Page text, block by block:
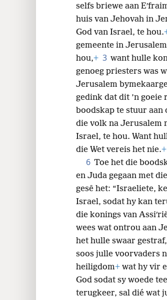
selfs briewe aan
huis van Jehovah in
God van Israel, te hou.
gemeente in
hou,+ 3 want hulle
genoeg priesters was
Jerusalem
gedink dat dit ’n goeie
boodskap te stuur aan
die volk na Jerusalem
Israel, te hou. Want
die Wet vereis het nie.+
6 Toe het die
en Juda gegaan met
gesê het: “Israeliete,
Israel, sodat hy kan
die konings van
wees wat ontrou aan
het hulle swaar gestraf,
soos julle voorvaders
heiligdom+ wat hy vir
God sodat sy woede
terugkeer, sal dié wat